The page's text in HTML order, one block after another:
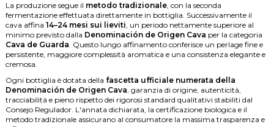
La produzione segue il metodo tradizionale, con la seconda
fermentazione effettuata direttamente in bottiglia. Successivamente il
cava affina 14–24 mesi sui lieviti, un periodo nettamente superiore al
minimo previsto dalla Denominación de Origen Cava per la categoria
Cava de Guarda. Questo lungo affinamento conferisce un perlage fine e
persistente, maggiore complessità aromatica e una consistenza elegante e
cremosa.
Ogni bottiglia è dotata della fascetta ufficiale numerata della
Denominación de Origen Cava , garanzia di origine, autenticità,
tracciabilità e pieno rispetto dei rigorosi standard qualitativi stabiliti dal
Consejo Regulador. L'annata dichiarata, la certificazione biologica e il
metodo tradizionale assicurano al consumatore la massima trasparenza e